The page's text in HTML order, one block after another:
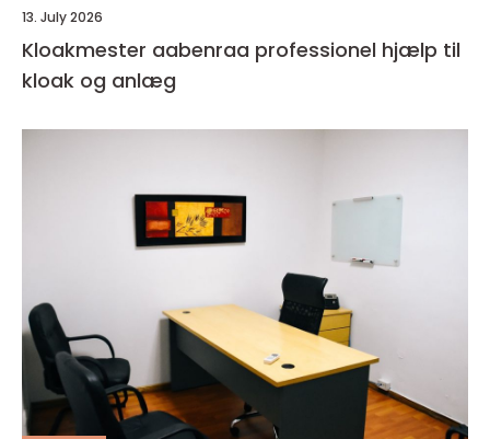
13. July 2026
Kloakmester aabenraa professionel hjælp til
kloak og anlæg